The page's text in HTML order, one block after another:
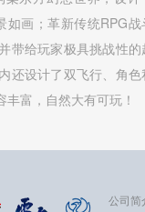
如画；革新传统RPG战
带给玩家极具挑战性的
还设计了双飞行、角色
富，自然大有可玩！
公司简